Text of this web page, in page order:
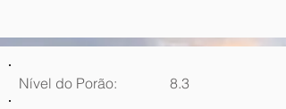
Nível do Porão:
8.3